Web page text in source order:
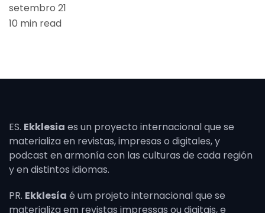
setembro 21
10 min read
ES. Ekklesia es un proyecto internacional que se
materializa en revistas, impresas o digitales, y
podcast en armonía con las culturas de cada región
y en distintos idiomas.
PR. Ekklesía é um projeto internacional que se
materializa em revistas impressas ou digitais, e